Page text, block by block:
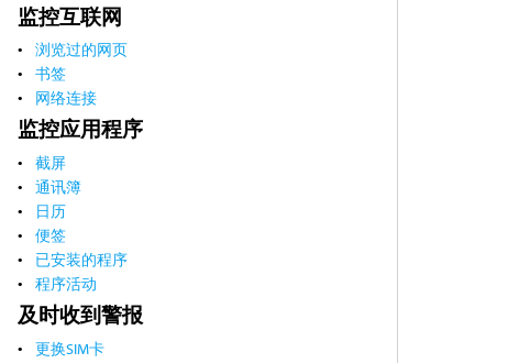
监控互联网
浏览过的网页
书签
网络连接
监控应用程序
截屏
通讯簿
日历
便签
已安装的程序
程序活动
及时收到警报
更换SIM卡